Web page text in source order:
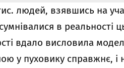
людей, взявшись на
в реальності
вдало висловила
у пуховику справжнє, і